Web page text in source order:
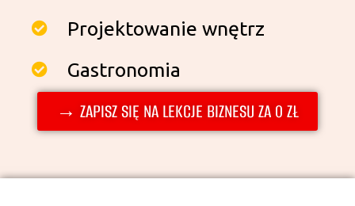
Projektowanie wnętrz
Gastronomia
→ ZAPISZ SIĘ NA LEKCJE BIZNESU ZA 0 ZŁ